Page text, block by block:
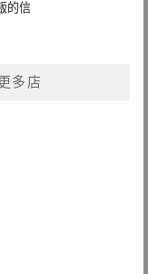
的信
多店